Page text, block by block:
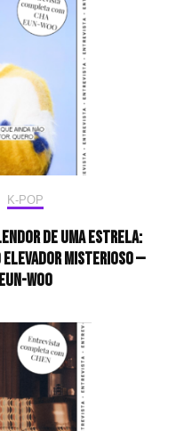
K-POP
de uma estrela:
elevador misterioso —
WOO